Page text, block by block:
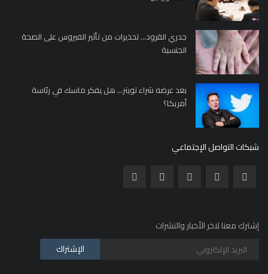
جدري القرود... تحذيرات من تأثير الفيروس على الصحة
الجنسية
بعد عرضه شراء تويتر... هل يفكر ماسك في رئاسة
أمريكا؟
شبكات التواصل الإجتماعي
إشترك معنا لاخر الأخبار والنشرات
الإشتراك